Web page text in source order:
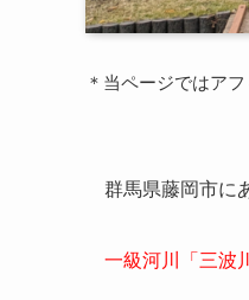
＊当ページではア
群馬県藤岡市に
一級河川「三波